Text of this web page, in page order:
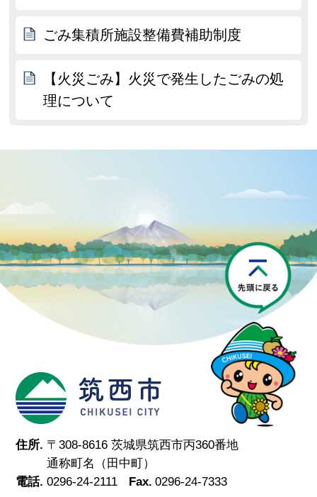
ごみ集積所施設整備費補助制度
【火災ごみ】火災で発生したごみの処
理について
筑西市
住所. 〒308-8616 茨城県筑西市丙360番地
通称町名（田中町）
電話. 0296-24-2111 Fax. 0296-24-7333